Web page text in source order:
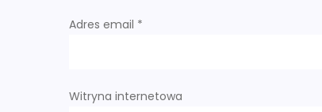
s
Adres email *
Witryna internetowa